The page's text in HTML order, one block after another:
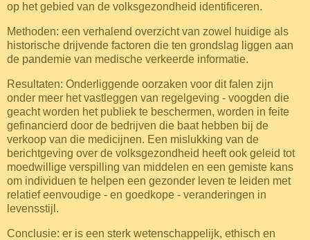
op het gebied van de volksgezondheid identificeren.
Methoden: een verhalend overzicht van zowel huidige als
historische drijvende factoren die ten grondslag liggen aan
de pandemie van medische verkeerde informatie.
Resultaten: Onderliggende oorzaken voor dit falen zijn
onder meer het vastleggen van regelgeving - voogden die
geacht worden het publiek te beschermen, worden in feite
gefinancierd door de bedrijven die baat hebben bij de
verkoop van die medicijnen. Een mislukking van de
berichtgeving over de volksgezondheid heeft ook geleid tot
moedwillige verspilling van middelen en een gemiste kans
om individuen te helpen een gezonder leven te leiden met
relatief eenvoudige - en goedkope - veranderingen in
levensstijl.
Conclusie: er is een sterk wetenschappelijk, ethisch en